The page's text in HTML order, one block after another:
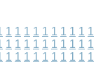
1 1 1 1 1 1 1 1 1 1
1 1 1 1 1 1 1 1 1 1
1 1 1 1 1 1 1 1 1 1